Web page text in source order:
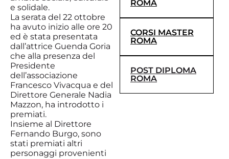
e solidale.
La serata del 22 ottobre
ha avuto inizio alle ore 20
ed è stata presentata
dall’attrice Guenda Goria
che alla presenza del
Presidente
dell’associazione
Francesco Vivacqua e del
Direttore Generale Nadia
Mazzon, ha introdotto i
premiati.
Insieme al Direttore
Fernando Burgo, sono
stati premiati altri
personaggi provenienti
ROMA
CORSI MASTER
ROMA
POST DIPLOMA
ROMA